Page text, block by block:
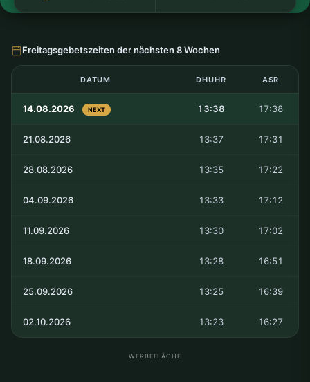
Freitagsgebetszeiten der nächsten 8 Wochen
DATUM DHUHR ASR
14.08.2026 NEXT 13:38 17:38
21.08.2026 13:37 17:31
28.08.2026 13:35 17:22
04.09.2026 13:33 17:12
11.09.2026 13:30 17:02
18.09.2026 13:28 16:51
25.09.2026 13:25 16:39
02.10.2026 13:23 16:27
WERBEFLÄCHE